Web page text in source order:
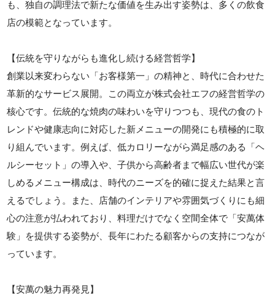
も、独自の調理法で新たな価値を生み出す姿勢は、多くの飲食
店の模範となっています。
【伝統を守りながらも進化し続ける経営哲学】
創業以来変わらない「お客様第一」の精神と、時代に合わせた
革新的なサービス展開。この両立が株式会社エフの経営哲学の
核心です。伝統的な焼肉の味わいを守りつつも、現代の食のト
レンドや健康志向に対応した新メニューの開発にも積極的に取
り組んでいます。例えば、低カロリーながら満足感のある「ヘ
ルシーセット」の導入や、子供から高齢者まで幅広い世代が楽
しめるメニュー構成は、時代のニーズを的確に捉えた結果と言
えるでしょう。また、店舗のインテリアや雰囲気づくりにも細
心の注意が払われており、料理だけでなく空間全体で「安萬体
験」を提供する姿勢が、長年にわたる顧客からの支持につなが
っています。
【安萬の魅力再発見】